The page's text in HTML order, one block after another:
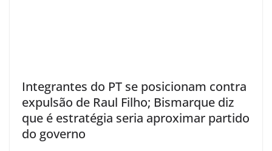
Integrantes do PT se posicionam contra
expulsão de Raul Filho; Bismarque diz
que é estratégia seria aproximar partido
do governo